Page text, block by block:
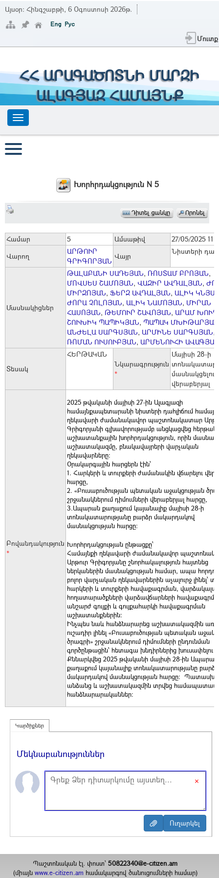
Այսօր: Հինգշաբթի, 6 Օգոստոսի 2026թ.
Մուտք
ՀՀ ԱՐԱԳԱԾՈՏՆԻ ՄԱՐԶԻ
ԱԼԱԳՅԱԶ ՀԱՄԱՅՆՔ
Խորհրդակցություն N 5
Համար 5 Ամսաթիվ
27/05/2025
Վարող
ԱՐԹՈՒՐ
ԳՐԻԳՈՐՅԱՆ
Վայր
Նիստերի
Մասնակիցներ
ԹԱԼԱԲԱՆԻ ՍԱԴԵՅԱՆ, ՌՈՍՏԱՄ ԲՐՈՅԱՆ,
ՄՈՎՍԵՍ ՇԱՄՈՅԱՆ, ՎԱԶԻՐ ԱՎԴԱԼՅԱՆ,
ՄԻՐԶՈՅԱՆ, ՖԵՐԶ ԱՎԴԱԼՅԱՆ, ԱԼԻԿ
ԺՈՐԱ ՉՈԼՈՅԱՆ, ԱԼԻԿ ՆԱՄՈՅԱՆ, ՄԻՐԱՆ
ՀԱՍՈՅԱՆ, ԹԵՄՈՒՐ ՇԱՎՈՅԱՆ, ԱՐԱՄ
ՇՈՒԽԻԿ ՊԱՊԻԿՅԱՆ, ՊԱՊԱԿ ՄԽԻԹԱՐՅԱՆ
ԱՆԺԵԼԱ ՍԱՐԳՍՅԱՆ, ԱՐՄԻՆԵ ՍԱՐԳՍՅԱՆ,
ՌՈՄԱՆ ՈՒՍՈՒԲՅԱՆ, ԱՐՄԵՆՈՒՀԻ ԱՎԱԳՅԱՆ
Տեսակ
ՀԵՐԹԱԿԱՆ
Նկարագրություն
*
Մայիսի 28-ի
մասնակցելու
վերաբերյալ
Բովանդակություն
*
2025 թվականի մայիսի 27-ին Ալագյազի
համայնքապետարանի նիստերի դահլիճում
ղեկավարի ժամանակավոր պաշտոնակատար
Գրիգորյանի գլխավորությամբ անցկացվեց
աշխատանքային խորհրդակցություն, որին
աշխատակազմը, բնակավայրերի վարչական
ղեկավարները:
Օրակարգային հարցերն էին՝
1. Հարկերի և տուրքերի ժամանակին վճարելու
հարցը,
2. «Բուսաբուծության պետական աջակցության
շրջանակներում դիմումների վերաբերյալ հարցը,
3.Ապարան քաղաքում կայանալիք մայիսի 28-ի
տոնակատարությանը բարձր մակարդակով
մասնակցության հարցը:
Խորհրդակցության ընթացքը՝
Համայնքի ղեկավարի ժամանակավոր
Արթուր Գրիգորյանը շնորհակալություն հայտնեց
ներկաներին մասնակցության համար, ապա
բոլոր վարչական ղեկավարներին աչալուրջ լինել՝
հարկերի և տուրքերի հավաքագրման,
հողատարածքների վարձավճարների
անշարժ գույքի և գույքահարկի հավաքագրման
աշխատանքներին:
Ինչպես նաև հանձնարարեց աշխատակազմին
ուշադիր լինել «Բուսաբուծության պետական
ծրագրի» շրջանակներում դիմումների ընդունման
գործընթացին՝ հետագա խնդիրներից խուսափելու
Քննարկվեց 2025 թվականի մայիսի 28-ին Ապարան
քաղաքում կայանալիք տոնակատարությանը բարձր
մակարդակով մասնակցության հարցը:
անձանց և աշխատակազմին տրվեց
հանձնարարականներ:
Կարծիքներ
Մեկնաբանություններ
×
Պաշտոնական էլ. փոստ`50822340@e-citizen.am
(միայն www.e-citizen.am համակարգով ծանուցումների համար)